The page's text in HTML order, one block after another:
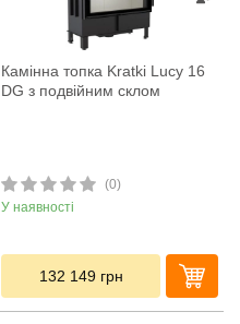
Камінна топка Kratki Lucy 16
DG з подвійним склом
(0)
У наявності
132 149 грн